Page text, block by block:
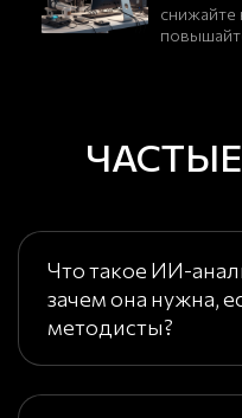
снижайте
Что такое ИИ-
зачем она нужна,
методисты?